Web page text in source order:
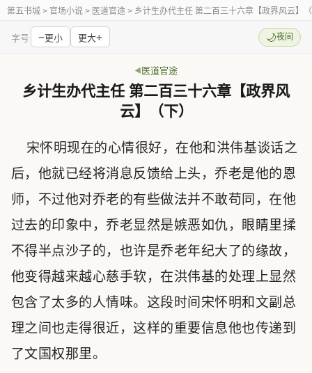
第五书城 > 官场小说 > 医道官途 > 乡计生办代主任 第二百三十六章【政界风云】
字号 −更小 更大+ 🌙夜间
医道官途
乡计生办代主任 第二百三十六章【政界风
云】（下）
宋怀明现在的心情很好，在他和洪伟基谈话之
后，他就已经将消息反馈给上头，乔老是他的恩
师，不过他对乔老的有些做法并不敢苟同，在他
过去的印象中，乔老显然是嫉恶如仇，眼睛里揉
不得半点沙子的，也许是乔老年纪大了的缘故，
他变得越来越心慈手软，在洪伟基的处理上显然
包含了太多的人情味。这段时间宋怀明和文副总
理之间也走得很近，这样的重要信息他也传递到
了文国权那里。